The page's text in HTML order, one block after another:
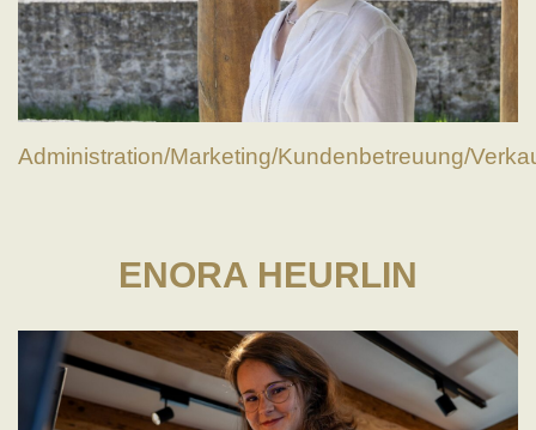
Administration/Marketing/Kundenbetreuung/
ENORA HEURLIN